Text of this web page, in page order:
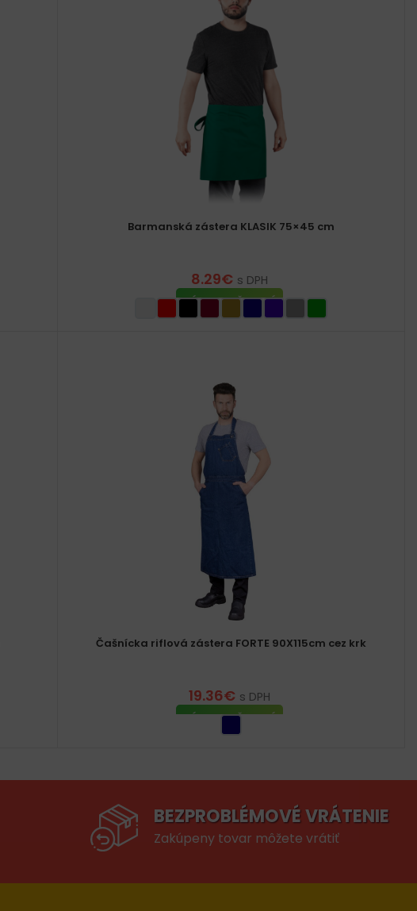
Barmanská zástera KLASIK 75×45 cm
8.29€ s DPH
VÝBER MOŽNOSTÍ
Čašnícka riflová zástera FORTE 90X115cm cez krk
19.36€ s DPH
VÝBER MOŽNOSTÍ
BEZPROBLÉMOVÉ VRÁTENIE
Zakúpeny tovar môžete vrátiť